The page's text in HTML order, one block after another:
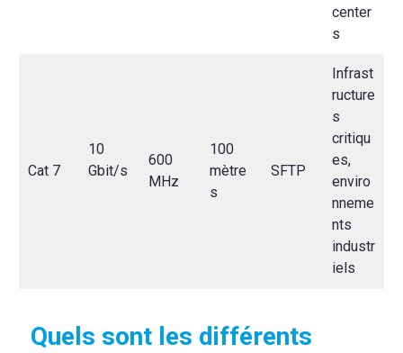
center
s
Cat 7
10
Gbit/s
600
MHz
100
mètre
s
SFTP
Infrast
ructure
s
critiqu
es,
enviro
nneme
nts
industr
iels
Quels sont les différents